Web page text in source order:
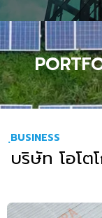
ฺBUSINESS
บริษัท โอโต